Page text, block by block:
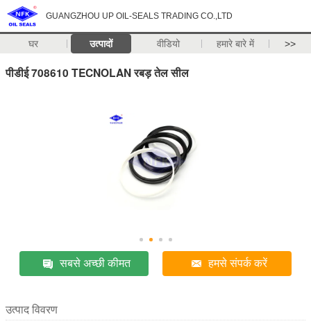
GUANGZHOU UP OIL-SEALS TRADING CO.,LTD
घर उत्पादों वीडियो हमारे बारे में >>
पीडीई 708610 TECNOLAN रबड़ तेल सील
सबसे अच्छी कीमत हमसे संपर्क करें
उत्पाद विवरण